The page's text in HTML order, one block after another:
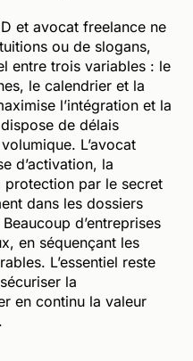
et avocat freelance ne
ou de slogans,
entre trois variables : le
le calendrier et la
l’intégration et la
de délais
L’avocat
d’activation, la
protection par le secret
dans les dossiers
d’entreprises
en séquençant les
L’essentiel reste
la
en continu la valeur